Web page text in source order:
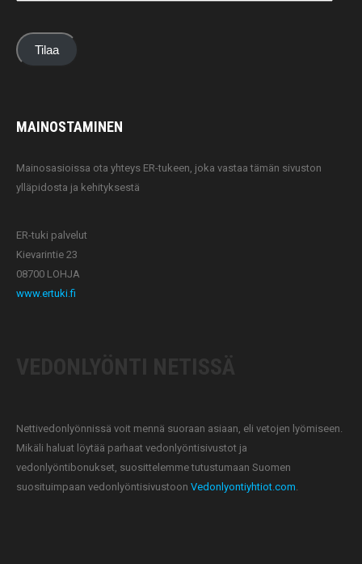
Tilaa
MAINOSTAMINEN
Mainosasioissa ota yhteys ER-tukeen, joka vastaa tämän sivuston
ylläpidosta ja kehityksestä
ER-tuki palvelut
Kievarintie 23
08700 LOHJA
www.ertuki.fi
Nettivedonlyönnissä voit mennä suoraan asiaan, eli vetojen lyömiseen.
Mikäli haluat löytää parhaat vedonlyöntisivustot ja
vedonlyöntibonukset, suosittelemme tutustumaan Suomen
suosituimpaan vedonlyöntisivustoon Vedonlyontiyhtiot.com.